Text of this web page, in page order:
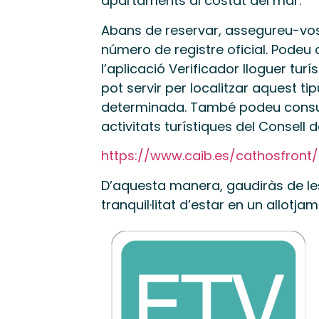
Abans de reservar, assegureu-
número de registre oficial.
l’aplicació Verificador lloguer
pot servir per localitzar aquest
determinada. També podeu
activitats turístiques del Consell
https://www.caib.es/
D’aquesta manera, gaudiràs de
tranquil·litat d’estar en un